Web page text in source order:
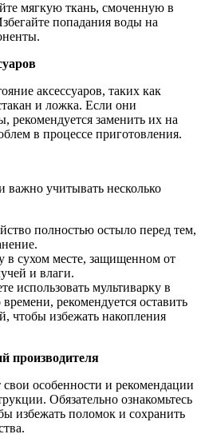
мягкую ткань, смоченную в
попадания воды на
аксессуаров, таких как
и ложка. Если они
заменить их на
в процессе приготовления.
важно учитывать несколько
полностью остыло перед тем,
в сухом месте, защищенном от
и влаги.
использовать мультиварку в
рекомендуется оставить
чтобы избежать накопления
производителя
особенности и рекомендации
Обязательно ознакомьтесь
избежать поломок и сохранить